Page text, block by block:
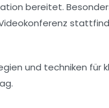
bereitet.